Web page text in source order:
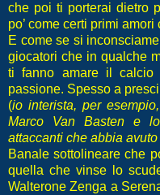
che poi ti porterai dietro
po’ come certi primi
E come se si
giocatori che in qualche
ti fanno amare il calcio
passione. Spesso a
(io interista, per
Marco Van Basten e
attaccanti che abbia
Banale sottolineare che
quella che vinse lo
Walterone Zenga a